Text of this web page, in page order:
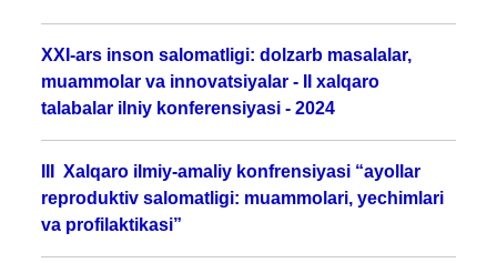
XXI-ars inson salomatligi: dolzarb masalalar,
muammolar va innovatsiyalar - II xalqaro
talabalar ilniy konferensiyasi - 2024
III Xalqaro ilmiy-amaliy konfrensiyasi “ayollar
reproduktiv salomatligi: muammolari, yechimlari
va profilaktikasi”